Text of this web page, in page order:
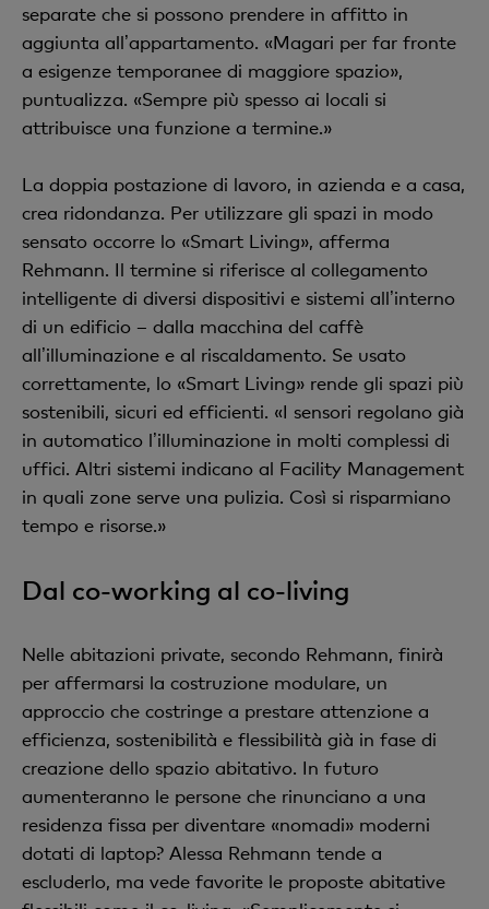
separate che si possono prendere in affitto in
aggiunta allʼappartamento. «Magari per far fronte
a esigenze temporanee di maggiore spazio»,
puntualizza. «Sempre più spesso ai locali si
attribuisce una funzione a termine.»
La doppia postazione di lavoro, in azienda e a casa,
crea ridondanza. Per utilizzare gli spazi in modo
sensato occorre lo «Smart Living», afferma
Rehmann. Il termine si riferisce al collegamento
intelligente di diversi dispositivi e sistemi allʼinterno
di un edificio – dalla macchina del caffè
allʼilluminazione e al riscaldamento. Se usato
correttamente, lo «Smart Living» rende gli spazi più
sostenibili, sicuri ed efficienti. «I sensori regolano già
in automatico lʼilluminazione in molti complessi di
uffici. Altri sistemi indicano al Facility Management
in quali zone serve una pulizia. Così si risparmiano
tempo e risorse.»
Dal co-working al co-living
Nelle abitazioni private, secondo Rehmann, finirà
per affermarsi la costruzione modulare, un
approccio che costringe a prestare attenzione a
efficienza, sostenibilità e flessibilità già in fase di
creazione dello spazio abitativo. In futuro
aumenteranno le persone che rinunciano a una
residenza fissa per diventare «nomadi» moderni
dotati di laptop? Alessa Rehmann tende a
escluderlo, ma vede favorite le proposte abitative